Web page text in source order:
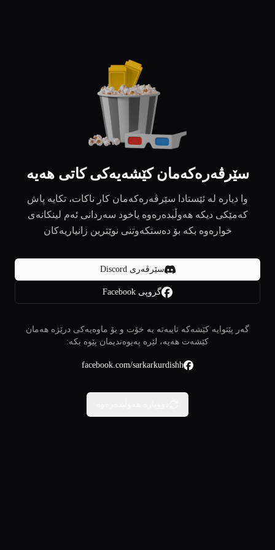
سێرڤەرەکەمان کێشەیەکی کاتی هەیە
وا دیارە لە ئێستادا سێرڤەرەکەمان کار ناکات، تکایە پاش
کەمێکی دیکە هەوڵبدەرەوە یاخود سەردانی ئەم لینکانەی
خوارەوە بکە بۆ دەستکەوتنی نوێترین زانیاریەکان
سێرڤەری Discord
گروپی Facebook
گەر پێتوایە کێشەکە تایبەتە بە خۆت و بۆ ماوەیەکی درێژە هەمان
کێشەت هەیە، لێرە پەیوەندیمان پێوە بکە:
facebook.com/sarkarkurdishh